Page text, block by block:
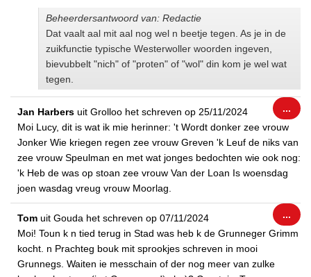
Beheerdersantwoord van: Redactie
Dat vaalt aal mit aal nog wel n beetje tegen. As je in de
zuikfunctie typische Westerwoller woorden ingeven,
bievubbelt "nich" of "proten" of "wol" din kom je wel wat
tegen.
Jan Harbers uit Grolloo het schreven op 25/11/2024
Moi Lucy, dit is wat ik mie herinner: 't Wordt donker zee vrouw
Jonker Wie kriegen regen zee vrouw Greven 'k Leuf de niks van
zee vrouw Speulman en met wat jonges bedochten wie ook nog:
'k Heb de was op stoan zee vrouw Van der Loan Is woensdag
joen wasdag vreug vrouw Moorlag.
...
Tom uit Gouda het schreven op 07/11/2024
Moi! Toun k n tied terug in Stad was heb k de Grunneger Grimm
kocht. n Prachteg bouk mit sprookjes schreven in mooi
Grunnegs. Waiten ie messchain of der nog meer van zulke
...